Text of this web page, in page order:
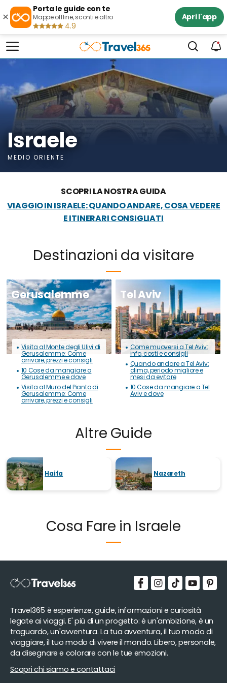
×
Porta le guide con te
Mappe offline, sconti e altro
4.9
Apri l'app
Israele
MEDIO ORIENTE
SCOPRI LA NOSTRA GUIDA
VIAGGIO IN ISRAELE: QUANDO ANDARE, COSA VEDERE
E ITINERARI CONSIGLIATI
Destinazioni da visitare
Gerusalemme
Visita al Monte degli Ulivi di
Gerusalemme: Come
arrivare, prezzi e consigli
10 Cose da mangiare a
Gerusalemme e dove
Visita al Muro del Pianto di
Gerusalemme: Come
arrivare, prezzi e consigli
Tel Aviv
Come muoversi a Tel Aviv:
info, costi e consigli
Quando andare a Tel Aviv:
clima, periodo migliore e
mesi da evitare
10 Cose da mangiare a Tel
Aviv e dove
Altre Guide
Haifa Nazareth
Cosa Fare in Israele
Travel365 è esperienze, guide, informazioni e curiosità
legate ai viaggi. E' più di un progetto: è un'ambizione, è un
traguardo, un'avventura. La tua avventura, il tuo modo di
viaggiare, il tuo modo di vivere il mondo. Libero, personale,
da disegnare e colorare con le tue emozioni.
Scopri chi siamo e contattaci